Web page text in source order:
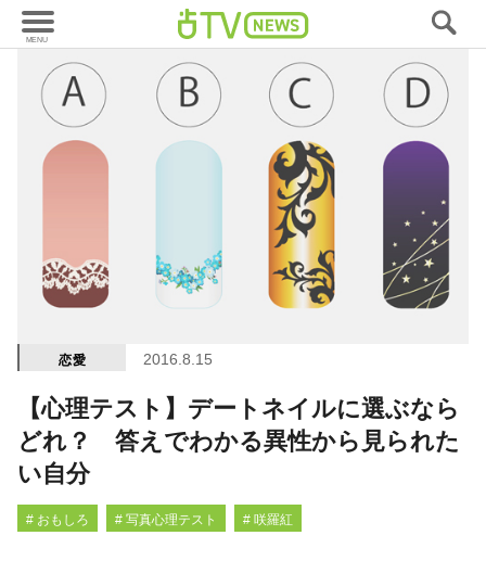
恋愛 2016.8.15
【心理テスト】デートネイルに選ぶなら
どれ？ 答えでわかる異性から見られた
い自分
# おもしろ # 写真心理テスト # 咲羅紅